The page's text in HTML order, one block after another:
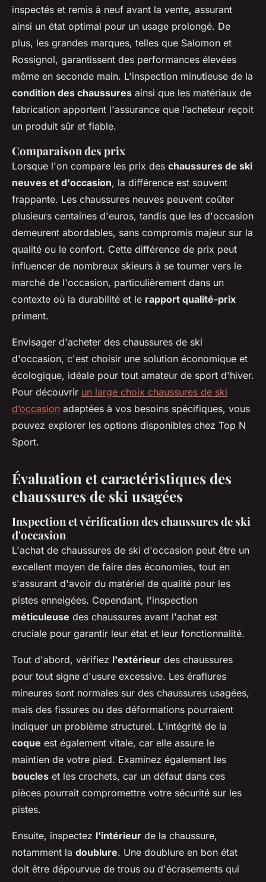
inspectés et remis à neuf avant la vente, assurant
ainsi un état optimal pour un usage prolongé. De
plus, les grandes marques, telles que Salomon et
Rossignol, garantissent des performances élevées
même en seconde main. L'inspection minutieuse de la
condition des chaussures ainsi que les matériaux de
fabrication apportent l'assurance que l’acheteur reçoit
un produit sûr et fiable.
Comparaison des prix
Lorsque l'on compare les prix des chaussures de ski
neuves et d'occasion, la différence est souvent
frappante. Les chaussures neuves peuvent coûter
plusieurs centaines d'euros, tandis que les d'occasion
demeurent abordables, sans compromis majeur sur la
qualité ou le confort. Cette différence de prix peut
influencer de nombreux skieurs à se tourner vers le
marché de l'occasion, particulièrement dans un
contexte où la durabilité et le rapport qualité-prix
priment.
Envisager d'acheter des chaussures de ski
d'occasion, c'est choisir une solution économique et
écologique, idéale pour tout amateur de sport d'hiver.
Pour découvrir un large choix chaussures de ski
d’occasion adaptées à vos besoins spécifiques, vous
pouvez explorer les options disponibles chez Top N
Sport.
Évaluation et caractéristiques des
chaussures de ski usagées
Inspection et vérification des chaussures de ski
d'occasion
L'achat de chaussures de ski d'occasion peut être un
excellent moyen de faire des économies, tout en
s'assurant d'avoir du matériel de qualité pour les
pistes enneigées. Cependant, l'inspection
méticuleuse des chaussures avant l'achat est
cruciale pour garantir leur état et leur fonctionnalité.
Tout d'abord, vérifiez l'extérieur des chaussures
pour tout signe d'usure excessive. Les éraflures
mineures sont normales sur des chaussures usagées,
mais des fissures ou des déformations pourraient
indiquer un problème structurel. L'intégrité de la
coque est également vitale, car elle assure le
maintien de votre pied. Examinez également les
boucles et les crochets, car un défaut dans ces
pièces pourrait compromettre votre sécurité sur les
pistes.
Ensuite, inspectez l'intérieur de la chaussure,
notamment la doublure. Une doublure en bon état
doit être dépourvue de trous ou d'écrasements qui